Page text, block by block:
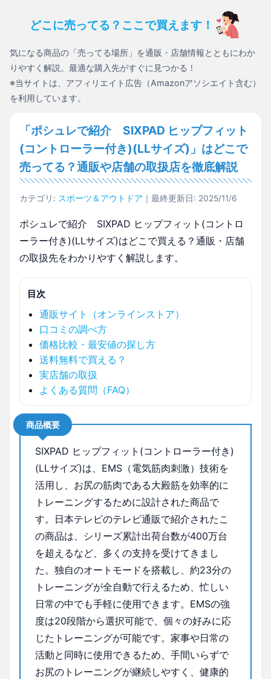
どこに売ってる？ここで買えます！
気になる商品の「売ってる場所」を通販・店舗情報とともにわか
りやすく解説。最適な購入先がすぐに見つかる！
※当サイトは、アフィリエイト広告（Amazonアソシエイト含む）
を利用しています。
「ポシュレで紹介 SIXPAD ヒップフィット
(コントローラー付き)(LLサイズ)」はどこで
売ってる？通販や店舗の取扱店を徹底解説
カテゴリ: スポーツ＆アウトドア ｜最終更新日: 2025/11/6
ポシュレで紹介 SIXPAD ヒップフィット(コントロ
ーラー付き)(LLサイズ)はどこで買える？通販・店舗
の取扱先をわかりやすく解説します。
目次
通販サイト（オンラインストア）
口コミの調べ方
価格比較・最安値の探し方
送料無料で買える？
実店舗の取扱
よくある質問（FAQ）
商品概要
SIXPAD ヒップフィット(コントローラー付き)
(LLサイズ)は、EMS（電気筋肉刺激）技術を
活用し、お尻の筋肉である大殿筋を効率的に
トレーニングするために設計された商品で
す。日本テレビのテレビ通販で紹介されたこ
の商品は、シリーズ累計出荷台数が400万台
を超えるなど、多くの支持を受けてきまし
た。独自のオートモードを搭載し、約23分の
トレーニングが全自動で行えるため、忙しい
日常の中でも手軽に使用できます。EMSの強
度は20段階から選択可能で、個々の好みに応
じたトレーニングが可能です。家事や日常の
活動と同時に使用できるため、手間いらずで
お尻のトレーニングが継続しやすく、健康的